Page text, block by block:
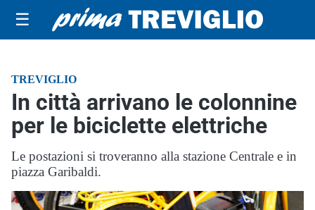
☰
TREVIGLIO
In città arrivano le colonnine
per le biciclette elettriche
Le postazioni si troveranno alla stazione Centrale e in
piazza Garibaldi.